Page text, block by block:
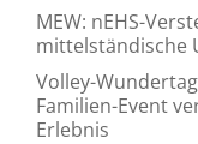
MEW: nEHS-
mittelständische
Volley-
Familien-Event
Erlebnis